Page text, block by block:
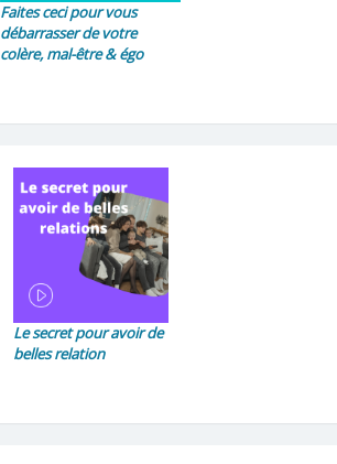
Faites ceci pour vous
débarrasser de votre
colère, mal-être & égo
Le secret pour avoir de
belles relation